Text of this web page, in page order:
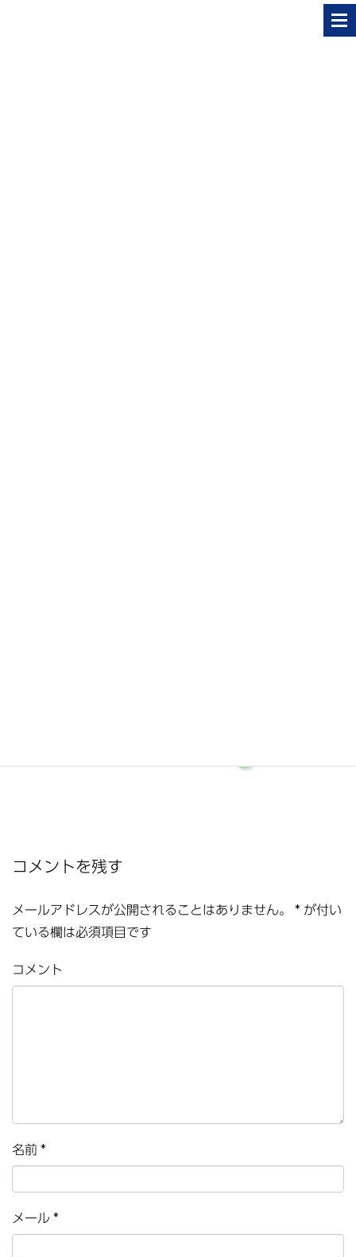
コメントを残す
メールアドレスが公開されることはありません。 * が付い
ている欄は必須項目です
コメント
名前 *
メール *